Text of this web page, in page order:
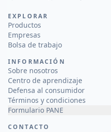
EXPLORAR
Productos
Empresas
Bolsa de trabajo
INFORMACIÓN
Sobre nosotros
Centro de aprendizaje
Defensa al consumidor
Términos y condiciones
Formulario PANE
CONTACTO